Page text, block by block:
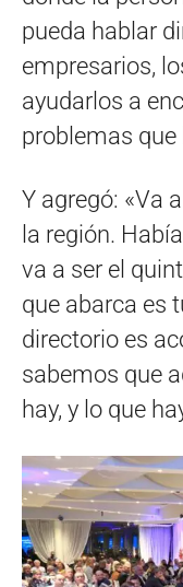
pueda hablar
empresarios,
ayudarlos a
problemas que
Y agregó: «Va
la región.
va a ser el
que abarca es
directorio es
sabemos que
hay, y lo que